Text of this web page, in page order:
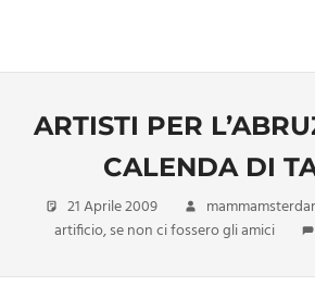
content
imprescindibile,
inevitabile
oggi
anche
ARTISTI PER
CALENDA DI
21 Aprile 2009
artificio,se non ci fossero gli amici